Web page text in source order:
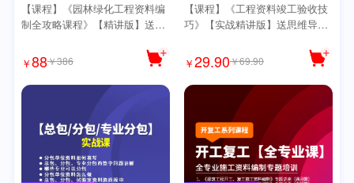
【课程】《园林绿化工程资料编
制全攻略课程》【精讲版】送思
￥88￥386
【课程】《工程资料竣工验收技
巧》【实战精讲版】送思维导图
￥29.90￥69.90